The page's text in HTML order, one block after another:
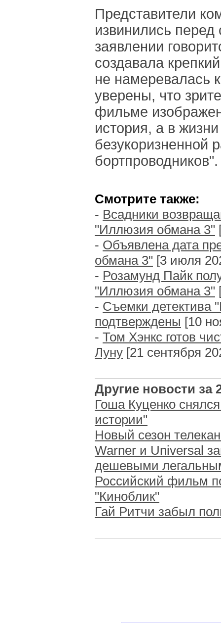
Представители
извинились
заявлении
создавала
не намеревалась
уверены, что
фильме
история, а в
безукоризненной
бортпроводников".
Смотрите также:
- Всадники
"Иллюзия обмана 3"
- Объявлена дата
обмана 3" [3 июля
- Розамунд Пайк
"Иллюзия обмана 3"
- Съемки детектива
подтверждены [10
- Том Хэнкс готов
Луну [21 сентября
Другие новости за
Гоша Куценко
истории"
Новый сезон
Warner и Universal
дешевыми
Российский фильм
"Киноблик"
Гай Ритчи забыл